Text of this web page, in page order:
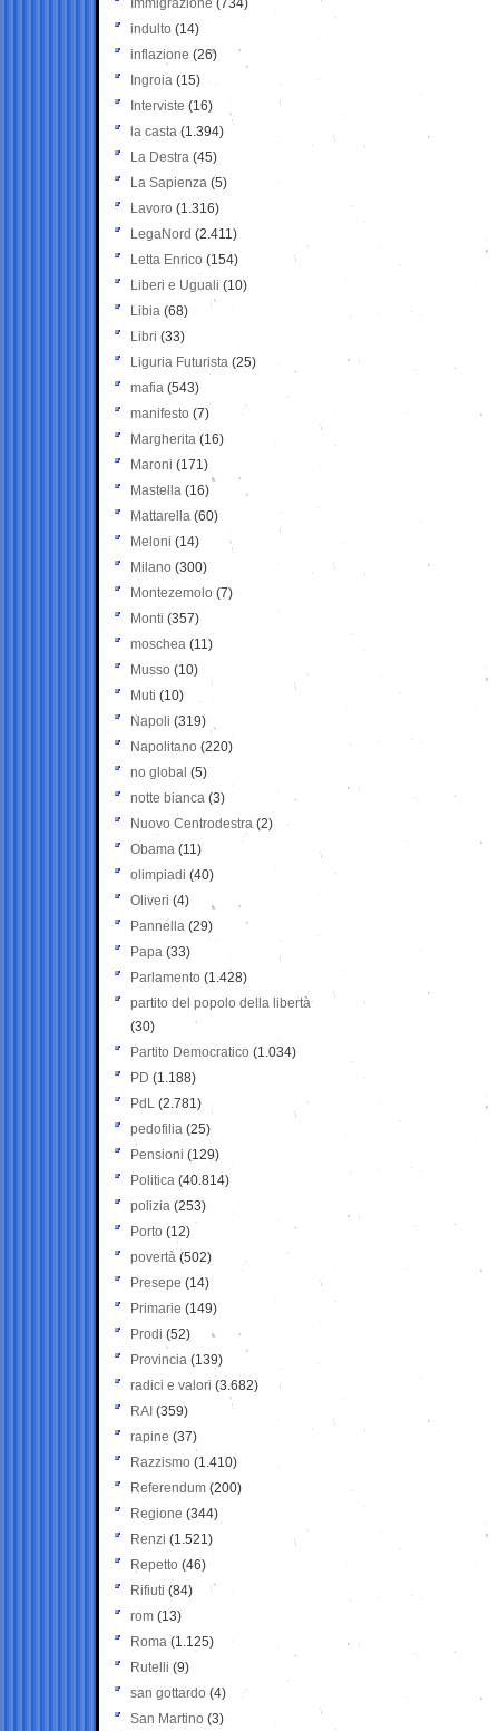
Immigrazione (734)
indulto (14)
inflazione (26)
Ingroia (15)
Interviste (16)
la casta (1.394)
La Destra (45)
La Sapienza (5)
Lavoro (1.316)
LegaNord (2.411)
Letta Enrico (154)
Liberi e Uguali (10)
Libia (68)
Libri (33)
Liguria Futurista (25)
mafia (543)
manifesto (7)
Margherita (16)
Maroni (171)
Mastella (16)
Mattarella (60)
Meloni (14)
Milano (300)
Montezemolo (7)
Monti (357)
moschea (11)
Musso (10)
Muti (10)
Napoli (319)
Napolitano (220)
no global (5)
notte bianca (3)
Nuovo Centrodestra (2)
Obama (11)
olimpiadi (40)
Oliveri (4)
Pannella (29)
Papa (33)
Parlamento (1.428)
partito del popolo della libertà
(30)
Partito Democratico (1.034)
PD (1.188)
PdL (2.781)
pedofilia (25)
Pensioni (129)
Politica (40.814)
polizia (253)
Porto (12)
povertà (502)
Presepe (14)
Primarie (149)
Prodi (52)
Provincia (139)
radici e valori (3.682)
RAI (359)
rapine (37)
Razzismo (1.410)
Referendum (200)
Regione (344)
Renzi (1.521)
Repetto (46)
Rifiuti (84)
rom (13)
Roma (1.125)
Rutelli (9)
san gottardo (4)
San Martino (3)